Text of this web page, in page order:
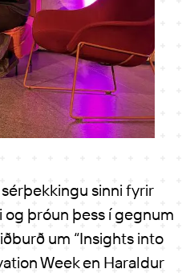
sinni fyrir
og þróun þess í gegnum
um “Insights into
Week en Haraldur